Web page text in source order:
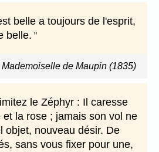
belle a toujours de l'esprit,
belle.
Mademoiselle de Maupin (1835)
le Zéphyr : Il caresse
la rose ; jamais son vol ne
objet, nouveau désir. De
sans vous fixer pour une,